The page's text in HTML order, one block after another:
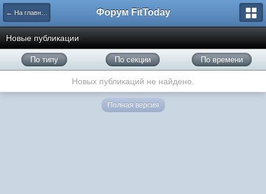
← На главную Форум FitToday
Новые публикации
По типу По секции По времени
Новых публикаций не найдено.
Полная версия